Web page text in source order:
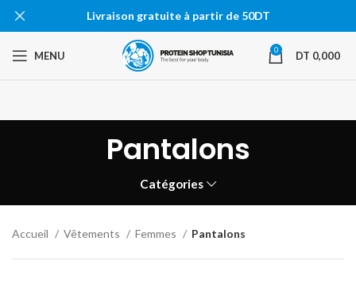
MENU 0 DT 0,000
Pantalons
Catégories
Accueil Vêtements Femmes Pantalons
Livraison gratuite à partir de 50DT